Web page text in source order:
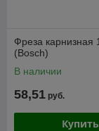
Фреза карнизная
(Bosch)
В наличии
58,51 руб.
Купить